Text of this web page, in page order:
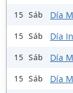
15 Sáb Día
15 Sáb Día
15 Sáb Día
15 Sáb Día